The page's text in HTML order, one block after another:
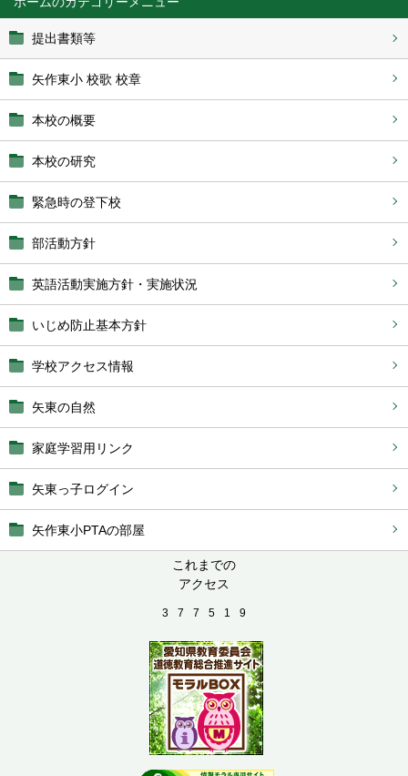
提出書類等
矢作東小 校歌 校章
本校の概要
本校の研究
緊急時の登下校
部活動方針
英語活動実施方針・実施状況
いじめ防止基本方針
学校アクセス情報
矢東の自然
家庭学習用リンク
矢東っ子ログイン
矢作東小PTAの部屋
これまでの
アクセス
3 7 7 5 1 9